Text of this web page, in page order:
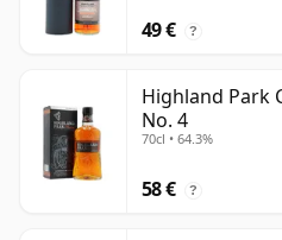
49 € ?
Highland Park
No. 4
70cl • 64.3%
58 € ?